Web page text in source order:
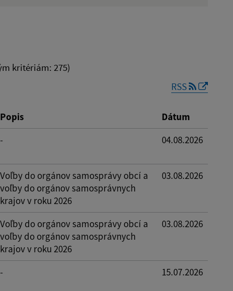
kritériám: 275)
RSS
Popis
Dátum
- 04.08.2026
Voľby do orgánov samosprávy obcí a
voľby do orgánov samosprávnych
krajov v roku 2026
03.08.2026
Voľby do orgánov samosprávy obcí a
voľby do orgánov samosprávnych
krajov v roku 2026
03.08.2026
- 15.07.2026